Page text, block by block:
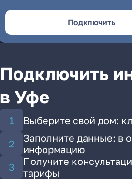
Подключить
Подключить
в Уфе
Выберите свой дом:
Заполните данные: в
информацию
Получите
тарифы